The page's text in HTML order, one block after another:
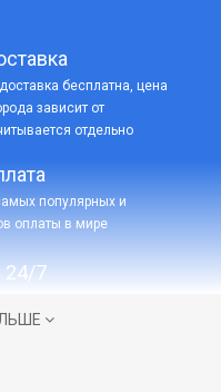
бесплатна, цена
зависит от
отдельно
популярных и
оплаты в мире
24/7
выходных.